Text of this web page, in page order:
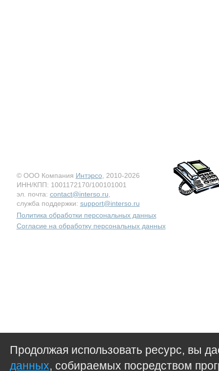
© ООО Компания Интэрсо , 2010-2026
ИНН/КПП: 1001172170/100101001
эл. почта: contact@interso.ru
служба поддержки: support@interso.ru
Политика обработки персональных данных
Согласие на обработку персональных данных
Продолжая использовать ресурс, вы
данных, собираемых посредством